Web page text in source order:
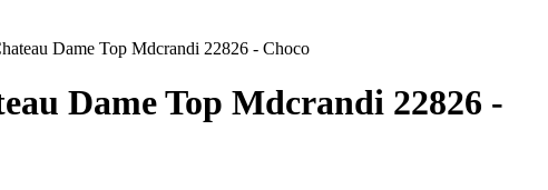
Dame Top Mdcrandi 22826 - Choco
Dame Top Mdcrandi 22826 -